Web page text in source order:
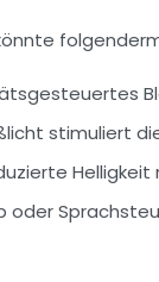
stimuliert
oder